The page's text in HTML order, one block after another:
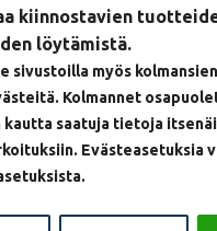
kiinnostavien
löytämistä.
sivustoilla myös
Kolmannet
kautta saatuja tietoja
Evästeasetuksia